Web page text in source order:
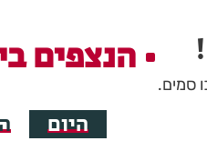
סמים.
הנצפים
היום